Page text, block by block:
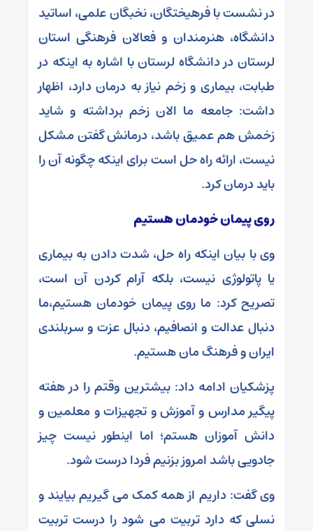
در نشست با فرهیختگان، نخبگان علمی، اساتید
دانشگاه، هنرمندان و فعالان فرهنگی استان
لرستان در دانشگاه لرستان با اشاره به اینکه در
طبابت، بیماری و زخم نیاز به درمان دارد، اظهار
داشت: جامعه ما الان زخم برداشته و شاید
زخمش هم عمیق باشد، درمانش گفتن مشکل
نیست، ارائه راه حل است برای اینکه چگونه آن را
باید درمان کرد.
روی پیمان خودمان هستیم
وی با بیان اینکه راه حل، شدت دادن به بیماری
یا پاتولوژی نیست، بلکه آرام کردن آن است،
تصریح کرد: ما روی پیمان خودمان هستیم،ما
دنبال عدالت و انصافیم، دنبال عزت و سربلندی
ایران و فرهنگ مان هستیم.
پزشکیان ادامه داد: بیشترین وقتم را در هفته
پیگیر مدارس و آموزش و تجهیزات و معلمین و
دانش آموزان هستم؛ اما اینطور نیست چیز
جادویی باشد امروز بزنیم فردا درست شود.
وی گفت: داریم از همه کمک می گیریم بیایند و
نسلی که دارد تربیت می شود را درست تربیت